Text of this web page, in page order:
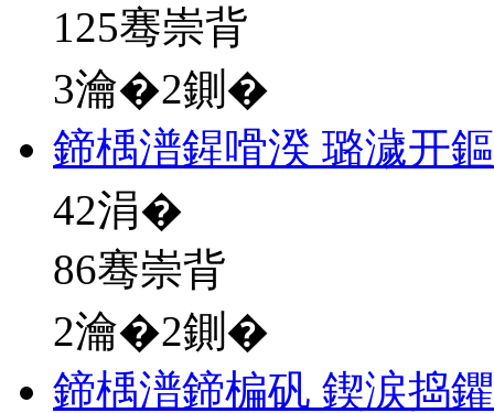
125骞崇背
3瀹�2鍘�
鍗楀潽鍟嗗湀 璐濊开
42涓�
86骞崇背
2瀹�2鍘�
鍗楀潽鍗楄矾 鍥涙捣